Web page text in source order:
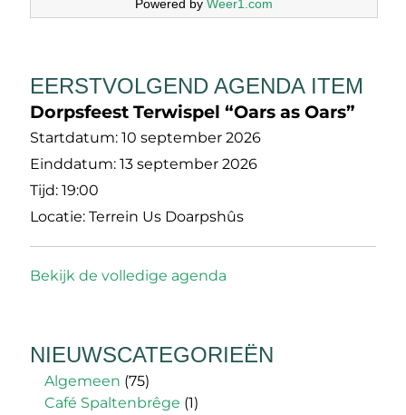
Powered by Weer1.com
EERSTVOLGEND AGENDA ITEM
Dorpsfeest Terwispel “Oars as Oars”
Startdatum: 10 september 2026
Einddatum: 13 september 2026
Tijd: 19:00
Locatie: Terrein Us Doarpshûs
Bekijk de volledige agenda
NIEUWSCATEGORIEËN
Algemeen (75)
Café Spaltenbrêge (1)